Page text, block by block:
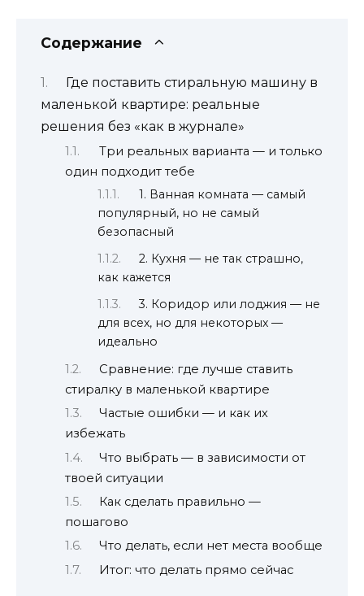
Содержание
Где поставить стиральную машину в
маленькой квартире: реальные
решения без «как в журнале»
Три реальных варианта — и только
один подходит тебе
1. Ванная комната — самый
популярный, но не самый
безопасный
2. Кухня — не так страшно,
как кажется
3. Коридор или лоджия — не
для всех, но для некоторых —
идеально
Сравнение: где лучше ставить
стиралку в маленькой квартире
Частые ошибки — и как их
избежать
Что выбрать — в зависимости от
твоей ситуации
Как сделать правильно —
пошагово
Что делать, если нет места вообще
Итог: что делать прямо сейчас